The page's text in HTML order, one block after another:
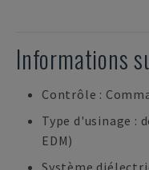
Informations
Contrôle :
Type d'usinage :
EDM)
Système